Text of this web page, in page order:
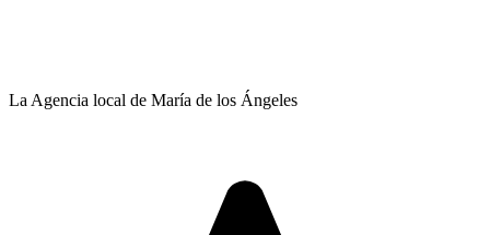
La Agencia local de María de los Ángeles